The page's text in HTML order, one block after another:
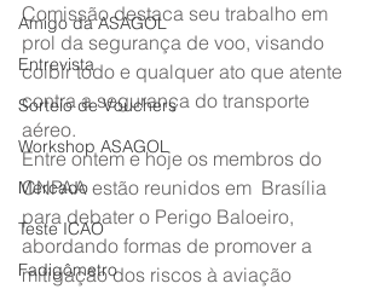
Amigo da ASAGOL
Entrevista
Sorteio de Vouchers
Workshop ASAGOL
Mercado
Teste ICAO
Fadigômetro
Comissão destaca seu trabalho em
prol da segurança de voo, visando
coibir todo e qualquer ato que atente
contra a segurança do transporte
aéreo.
Entre ontem e hoje os membros do
CNPAA estão reunidos em  Brasília
para debater o Perigo Baloeiro,
abordando formas de promover a
mitigação dos riscos à aviação